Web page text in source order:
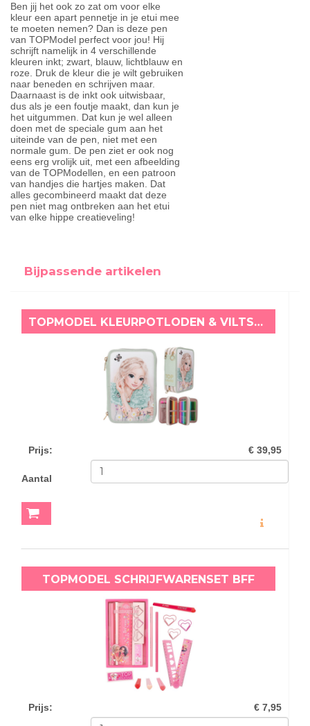
Ben jij het ook zo zat om voor elke
kleur een apart pennetje in je etui mee
te moeten nemen? Dan is deze pen
van TOPModel perfect voor jou! Hij
schrijft namelijk in 4 verschillende
kleuren inkt; zwart, blauw, lichtblauw en
roze. Druk de kleur die je wilt gebruiken
naar beneden en schrijven maar.
Daarnaast is de inkt ook uitwisbaar,
dus als je een foutje maakt, dan kun je
het uitgummen. Dat kun je wel alleen
doen met de speciale gum aan het
uiteinde van de pen, niet met een
normale gum. De pen ziet er ook nog
eens erg vrolijk uit, met een afbeelding
van de TOPModellen, en een patroon
van handjes die hartjes maken. Dat
alles gecombineerd maakt dat deze
pen niet mag ontbreken aan het etui
van elke hippe creatieveling!
Bijpassende artikelen
TOPMODEL KLEURPOTLODEN & VILTSTIFTEN ETUI SUMMER FEELING JUNE
Prijs: € 39,95
Aantal
TOPMODEL SCHRIJFWARENSET BFF
Prijs: € 7,95